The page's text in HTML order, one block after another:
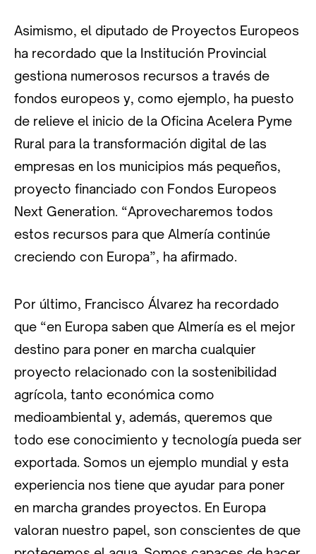
Asimismo, el diputado de Proyectos Europeos
ha recordado que la Institución Provincial
gestiona numerosos recursos a través de
fondos europeos y, como ejemplo, ha puesto
de relieve el inicio de la Oficina Acelera Pyme
Rural para la transformación digital de las
empresas en los municipios más pequeños,
proyecto financiado con Fondos Europeos
Next Generation. “Aprovecharemos todos
estos recursos para que Almería continúe
creciendo con Europa”, ha afirmado.
Por último, Francisco Álvarez ha recordado
que “en Europa saben que Almería es el mejor
destino para poner en marcha cualquier
proyecto relacionado con la sostenibilidad
agrícola, tanto económica como
medioambiental y, además, queremos que
todo ese conocimiento y tecnología pueda ser
exportada. Somos un ejemplo mundial y esta
experiencia nos tiene que ayudar para poner
en marcha grandes proyectos. En Europa
valoran nuestro papel, son conscientes de que